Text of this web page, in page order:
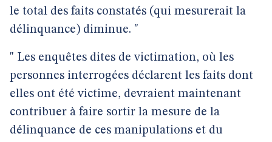
le total des faits constatés (qui mesurerait la
délinquance) diminue. "
" Les enquêtes dites de victimation, où les
personnes interrogées déclarent les faits dont
elles ont été victime, devraient maintenant
contribuer à faire sortir la mesure de la
délinquance de ces manipulations et du